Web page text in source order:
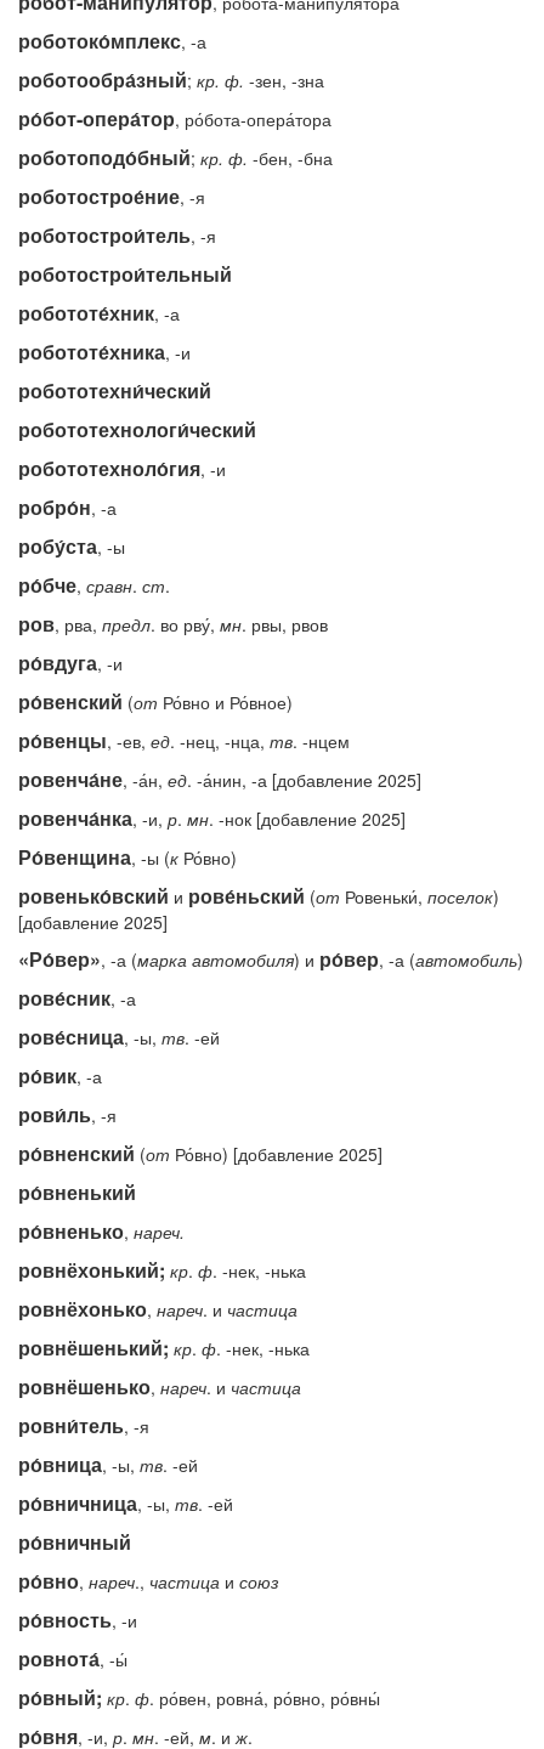
роботоко́мплекс, -а
роботообра́зный; кр. ф. -зен, -зна
ро́бот-опера́тор, ро́бота-опера́тора
роботоподо́бный; кр. ф. -бен, -бна
роботострое́ние, -я
роботострои́тель, -я
роботострои́тельный
робототе́хник, -а
робототе́хника, -и
робототехни́ческий
робототехнологи́ческий
робототехноло́гия, -и
робро́н, -а
робу́ста, -ы
ро́бче, сравн. ст.
ров, рва, предл. во рву́, мн. рвы, рвов
ро́вдуга, -и
ро́венский (от Ро́вно и Ро́вное)
ро́венцы, -ев, ед. -нец, -нца, тв. -нцем
ровенча́не, -а́н, ед. -а́нин, -а [добавление 2025]
ровенча́нка, -и, р. мн. -нок [добавление 2025]
Ро́венщина, -ы (к Ро́вно)
ровенько́вский и рове́ньский (от Ровеньки́, поселок)
[добавление 2025]
«Ро́вер», -а (марка автомобиля) и ро́вер, -а (автомобиль)
рове́сник, -а
рове́сница, -ы, тв. -ей
ро́вик, -а
рови́ль, -я
ро́вненский (от Ро́вно) [добавление 2025]
ро́вненький
ро́вненько, нареч.
ровнёхонький; кр. ф. -нек, -нька
ровнёхонько, нареч. и частица
ровнёшенький; кр. ф. -нек, -нька
ровнёшенько, нареч. и частица
ровни́тель, -я
ро́вница, -ы, тв. -ей
ро́вничница, -ы, тв. -ей
ро́вничный
ро́вно, нареч., частица и союз
ро́вность, -и
ровнота́, -ы́
ро́вный; кр. ф. ро́вен, ровна́, ро́вно, ро́вны́
ро́вня, -и, р. мн. -ей, м. иж.